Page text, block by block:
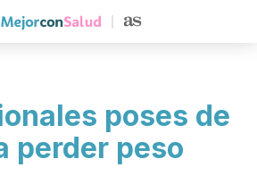
poses de
perder peso